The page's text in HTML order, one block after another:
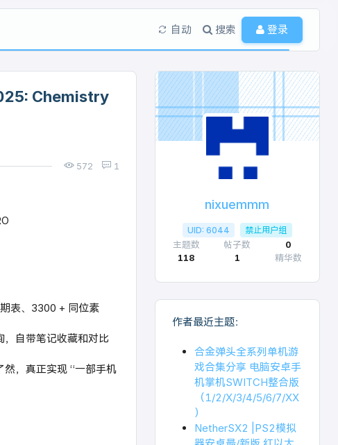
自动 搜索 登录
Chemistry
572 1
v4.0.19 PRO
表、3300 + 同位素
自带笔记收藏和对比
，真正实现 “一部手机
nixuemmm
UID: 6044
禁止用户组
主题数
118
帖子数
1
0
精华数
作者最近主题：
合金弹头全系列单机游
戏合集分享 电脑安卓手
机掌机SWITCH整合版
（1/2/X/3/4/5/6/7/XX
）
NetherSX2 |PS2模拟